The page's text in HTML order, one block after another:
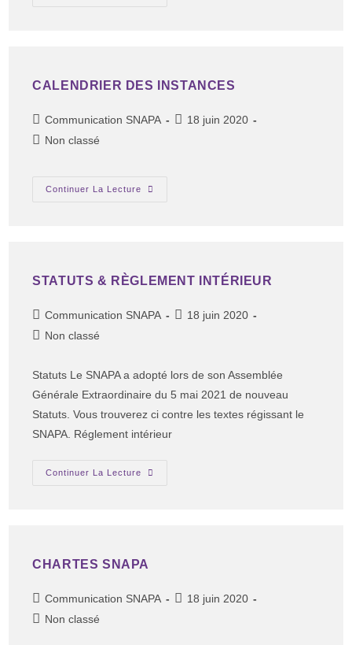
CALENDRIER DES INSTANCES
Communication SNAPA
18 juin 2020
Non classé
Continuer La Lecture
STATUTS & RÈGLEMENT INTÉRIEUR
Communication SNAPA
18 juin 2020
Non classé
Statuts Le SNAPA a adopté lors de son Assemblée
Générale Extraordinaire du 5 mai 2021 de nouveau
Statuts. Vous trouverez ci contre les textes régissant le
SNAPA. Réglement intérieur
Continuer La Lecture
CHARTES SNAPA
Communication SNAPA
18 juin 2020
Non classé